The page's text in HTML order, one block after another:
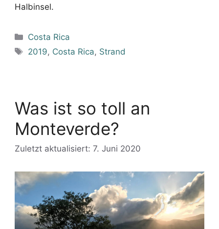
Halbinsel.
Kategorien
Costa Rica
Schlagwörter
2019, Costa Rica, Strand
Was ist so toll an
Monteverde?
Zuletzt aktualisiert: 7. Juni 2020